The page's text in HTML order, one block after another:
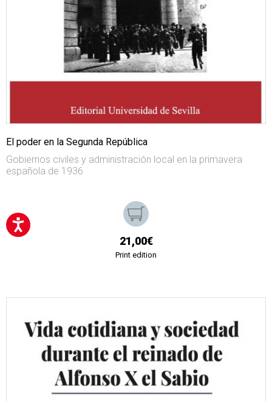
El poder en la Segunda República
Gobiernos civiles y administración local en la primavera
española de 1936
21,00€
Print edition